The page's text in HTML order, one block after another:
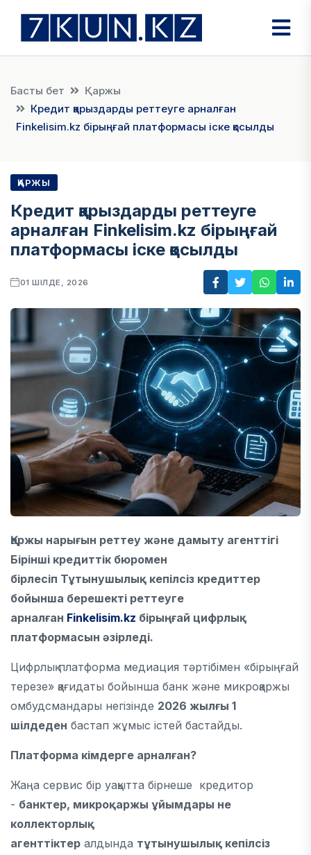
Басты бет
Қаржы
Кредит қарыздарды реттеуге арналған
Finkelisim.kz бірыңғай платформасы іске қосылды
ҚАРЖЫ
Кредит қарыздарды реттеуге
арналған Finkelisim.kz бірыңғай
платформасы іске қосылды
01 ШІЛДЕ, 2026
Қаржы нарығын реттеу және дамыту агенттігі
Бірінші кредиттік бюромен
бірлесіп Тұтынушылық кепілсіз кредиттер
бойынша берешекті реттеуге
арналған Finkelisim.kz бірыңғай цифрлық
платформасын әзірледі.
Цифрлық платформа медиация тәртібімен «бірыңғай
терезе» қағидаты бойынша банк және микроқаржы
омбудсмандары негізінде 2026 жылғы 1
шілдеден бастап жұмыс істей бастайды.
Платформа кімдерге арналған?
Жаңа сервис бір уақытта бірнеше кредитор
- банктер, микроқаржы ұйымдары не
коллекторлық
агенттіктер алдында тұтынушылық кепілсіз